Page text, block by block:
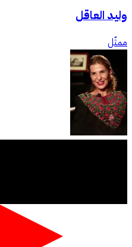
وليد العاقل
ممثّل